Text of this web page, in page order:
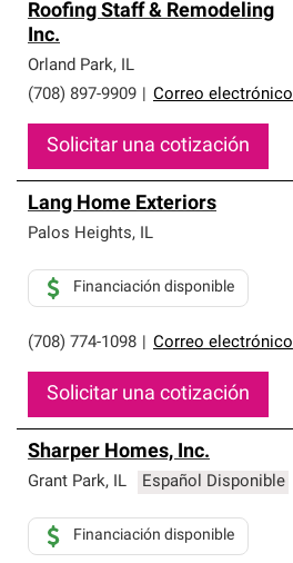
Roofing Staff & Remodeling
Inc.
Orland Park, IL
(708) 897-9909
Correo electrónico
Solicitar una cotización
Lang Home Exteriors
Palos Heights, IL
(708) 774-1098 Correo electrónico
Financiación disponible
Solicitar una cotización
Sharper Homes, Inc.
Grant Park, IL Español Disponible
Financiación disponible